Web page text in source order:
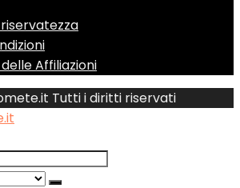
Affiliazioni
Tutti i diritti riservati